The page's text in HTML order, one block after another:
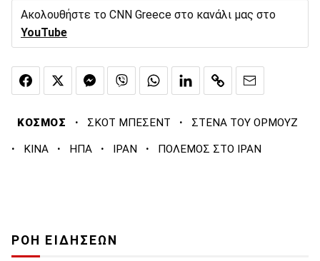
Ακολουθήστε το CNN Greece στο κανάλι μας στο
YouTube
ΚΟΣΜΟΣ · ΣΚΟΤ ΜΠΕΣΕΝΤ · ΣΤΕΝΑ ΤΟΥ ΟΡΜΟΥΖ
· ΚΙΝΑ · ΗΠΑ · ΙΡΑΝ · ΠΟΛΕΜΟΣ ΣΤΟ ΙΡΑΝ
ΡΟΗ ΕΙΔΗΣΕΩΝ